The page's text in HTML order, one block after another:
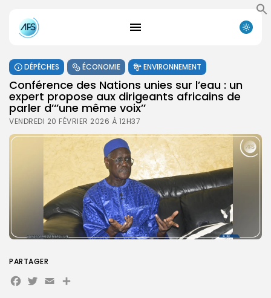
DÉPÊCHES ÉCONOMIE ENVIRONNEMENT
Conférence des Nations unies sur l’eau : un
expert propose aux dirigeants africains de
parler d’‘’une même voix’’
VENDREDI 20 FÉVRIER 2026 À 12H37
PARTAGER
Facebook
Twitter
EmailPartager